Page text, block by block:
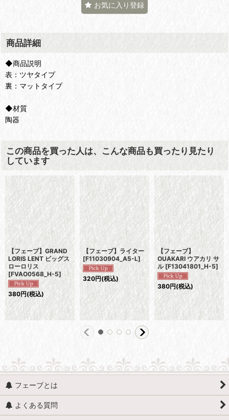
お気に入り登録
商品詳細
◆商品説明
表：ツヤタイプ
裏：マットタイプ
◆材質
陶器
この商品を買った人は、こんな商品も買ったり見たり
しています
【フェーブ】GRAND
LORIS LENT ビッグス
ローロリス
[FVAO0568_H-5]
380円(税込)
【フェーブ】ライター
[F11030904_A5-L]
320円(税込)
【フェーブ】
OUAKARI ウアカリ サ
ル [F13041801_H-5]
380円(税込)
フェーブとは
よくある質問